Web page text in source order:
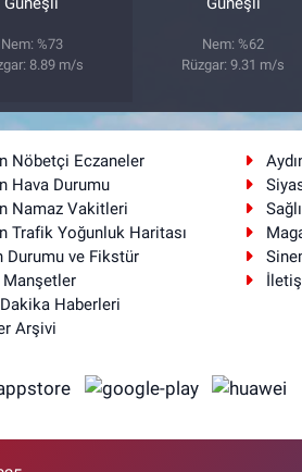
Nem: %73
8.89 m/s
Nem: %62
Rüzgar: 9.31 m/s
Nöbetçi Eczaneler
Hava Durumu
Namaz Vakitleri
Trafik Yoğunluk Haritası
Durumu ve Fikstür
Manşetler
Haberleri
Arşivi